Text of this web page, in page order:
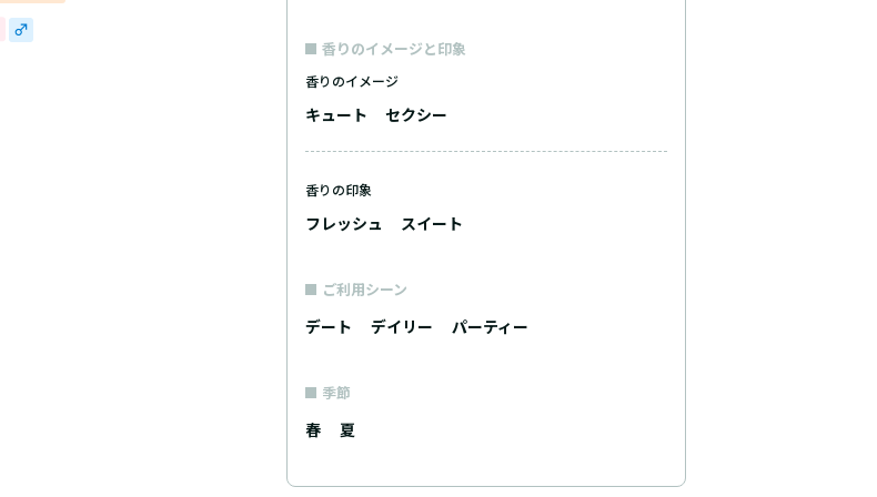
香りのイメージと印象
香りのイメージ
キュート セクシー
香りの印象
フレッシュ スイート
ご利用シーン
デート デイリー パーティー
季節
春 夏